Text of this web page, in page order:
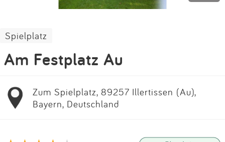
Spielplatz
Am Festplatz Au
Zum Spielplatz, 89257 Illertissen (Au),
Bayern, Deutschland